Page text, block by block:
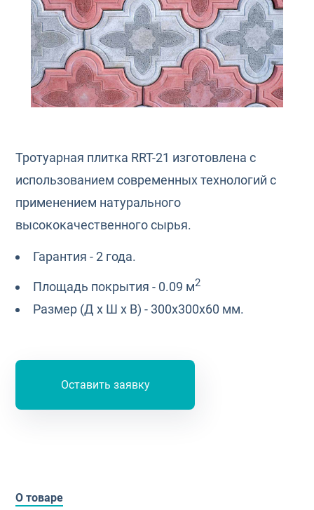
Тротуарная плитка RRT-21 изготовлена с
использованием современных технологий с
применением натурального
высококачественного сырья.
Гарантия - 2 года.
Площадь покрытия - 0.09 м2
Размер (Д х Ш х В) - 300х300х60 мм.
Оставить заявку
О товаре